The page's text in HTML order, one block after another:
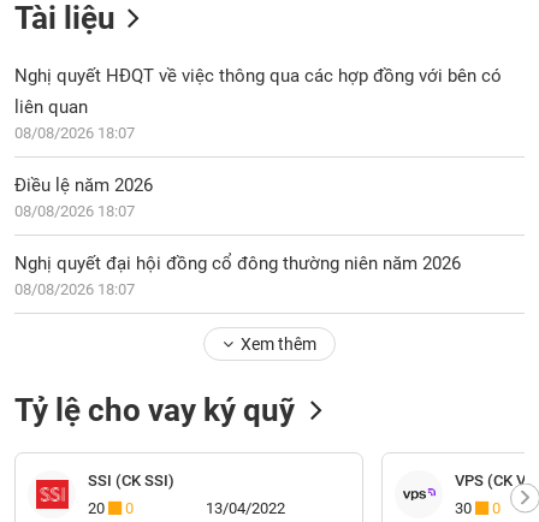
Tài liệu
Nghị quyết HĐQT về việc thông qua các hợp đồng với bên có
liên quan
08/08/2026 18:07
Điều lệ năm 2026
08/08/2026 18:07
Nghị quyết đại hội đồng cổ đông thường niên năm 2026
08/08/2026 18:07
Xem thêm
Tỷ lệ cho vay ký quỹ
SSI (CK SSI)
20
0 13/04/2022
VPS (CK
30
0